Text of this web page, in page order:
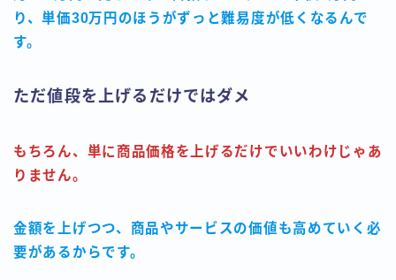
り、単価30万円のほうがずっと難易度が低くなるんで
す。
ただ値段を上げるだけではダメ
もちろん、単に商品価格を上げるだけでいいわけじゃあ
りません。
金額を上げつつ、商品やサービスの価値も高めていく必
要があるからです。